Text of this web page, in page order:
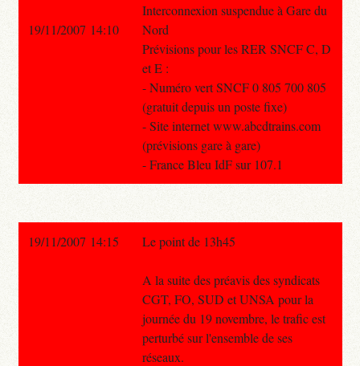
Interconnexion suspendue à Gare du
Nord
Prévisions pour les RER SNCF C, D
et E :
- Numéro vert SNCF 0 805 700 805
(gratuit depuis un poste fixe)
- Site internet www.abcdtrains.com
(prévisions gare à gare)
- France Bleu IdF sur 107.1
19/11/2007 14:10
19/11/2007 14:15 Le point de 13h45
A la suite des préavis des syndicats
CGT, FO, SUD et UNSA pour la
journée du 19 novembre, le trafic est
perturbé sur l'ensemble de ses
réseaux.